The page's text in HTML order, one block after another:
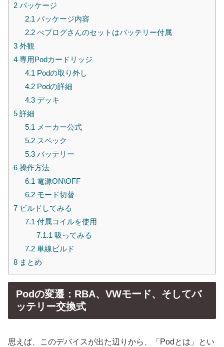
2 パッケージ
2.1 パッケージ内容
2.2べプログさんのセットはバッテリー付属
3 外観
4 専用Podカードリッジ
4.1 Podの取り外し
4.2Podの詳細
4.3デッキ
5 詳細
5.1 メーカー公式
5.2スペック
5.3バッテリー
6 操作方法
6.1 電源ON\OFF
6.2モード切替
7 ビルドしてみる
7.1 付属コイルを使用
7.1.1 吸ってみる
7.2単線ビルド
8 まとめ
Podの変遷：RBA、VWモード、そしてバ
ッテリー交換式
思えば、このデバイスが出た辺りから、「Podとは」とい